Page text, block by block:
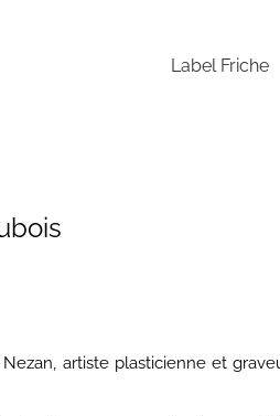
Label Friche
artiste plasticienne et